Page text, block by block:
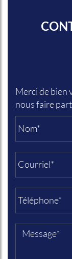
Merci de bien
nous faire